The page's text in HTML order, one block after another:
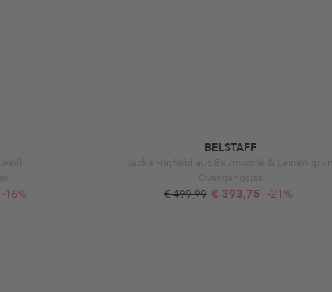
-16%
BELSTAFF
Jacke Hayfield aus Baumwolle & Leinen grün
Overgangsjas
€ 499,99 € 393,75 -21%